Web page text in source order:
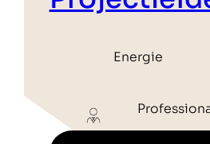
Energie